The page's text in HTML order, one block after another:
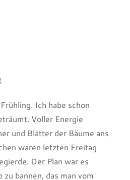
Ich habe schon
Voller Energie
und Blätter der Bäume ans
waren letzten Freitag
Der Plan war es
bannen, das man vom